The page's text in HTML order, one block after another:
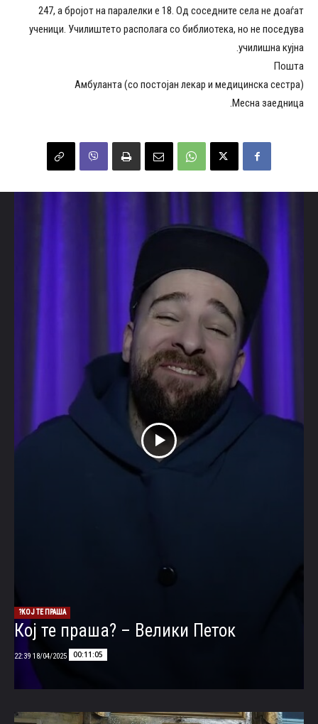
247, а бројот на паралелки е 18. Од соседните села не доаѓат
ученици. Училиштето располага со библиотека, но не поседува
училишна кујна.
Пошта
Амбуланта (со постојан лекар и медицинска сестра)
Месна заедница.
КОЈ ТЕ ПРАША?
Кој те праша? – Велики Петок
00:11:05
18/04/2025 22:39